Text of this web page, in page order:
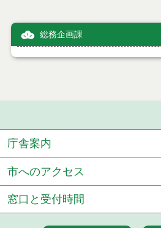
総務企画課
庁舎案内
市へのアクセス
窓口と受付時間